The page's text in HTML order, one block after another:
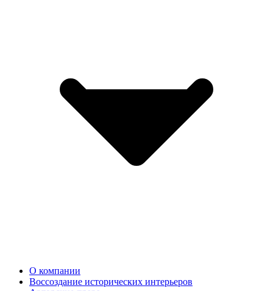
О компании
Воссоздание исторических интерьеров